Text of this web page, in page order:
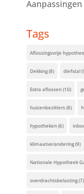
Tags
Aflossingsvrije
Dekking(8) diefstal
Extra aflossen(10)
huizenbezitters(8)
hypotheken(6)
klimaatverandering(9)
Nationale Hypotheek
overdrachtsbelasting(7)